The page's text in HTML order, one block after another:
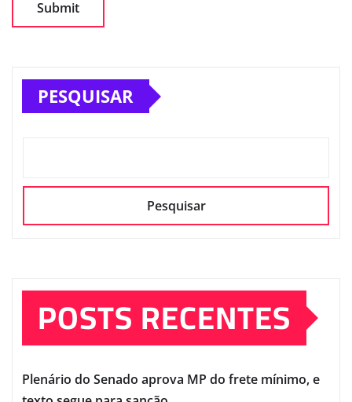
PESQUISAR
Pesquisar
POSTS RECENTES
Plenário do Senado aprova MP do frete mínimo, e